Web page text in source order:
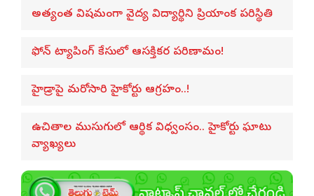
అత్యంత విషమంగా వైద్య విద్యార్థిని ప్రియాంక పరిస్థితి
ఫోన్ ట్యాపింగ్ కేసులో ఆసక్తికర పరిణామం!
హైడ్రాపై మరోసారి హైకోర్టు ఆగ్రహం..!
ఉచితాల ముసుగులో ఆర్థిక విధ్వంసం.. హైకోర్టు ఘాటు
వ్యాఖ్యలు